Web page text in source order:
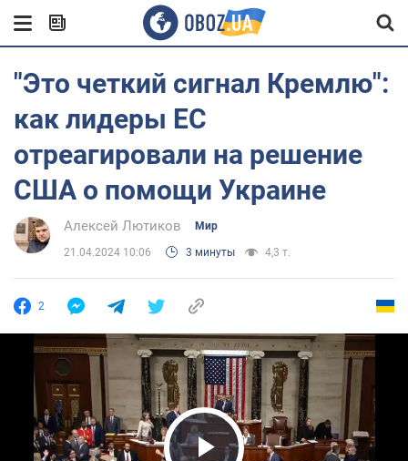
"Это четкий сигнал Кремлю":
как лидеры ЕС
отреагировали на решение
США о помощи Украине
Алексей Лютиков Мир
21.04.2024 10:06 3 минуты 4,3 т.
2